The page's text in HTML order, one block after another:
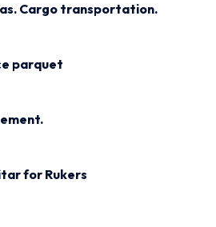
Cargo transportation.
parquet
for Rukers